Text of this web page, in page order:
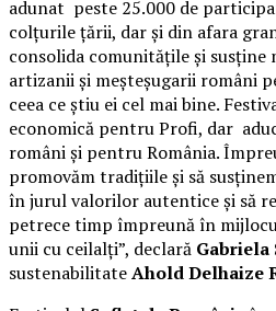
adunat peste 25.000 de
colțurile țării, dar și din afara
consolida comunitățile și
artizanii și meșteșugarii români
ceea ce știu ei cel mai bine.
economică pentru Profi, dar
români și pentru România.
promovăm tradițiile și să
în jurul valorilor autentice și să
petrece timp împreună în
unii cu ceilalți”, declară Gabriela
sustenabilitateAhold Delhaize